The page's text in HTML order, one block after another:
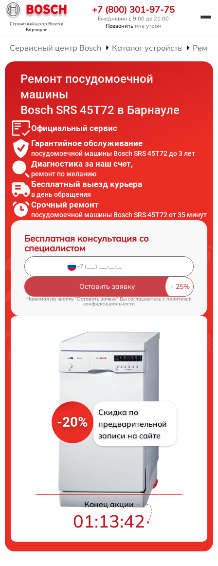
Сервисный центр Boschв
Барнауле
+7 (800) 301-97-75
Ежедневно с 9:00 до 21:00
Позвонить мне утром
Сервисный центр Bosch Каталог устройств
Ремонт посудомоечной
машины
Bosch SRS 45T72 в Барнауле
Официальный сервис
Гарантийное обслуживание
посудомоечной машины Bosch SRS 45T72 до 3 лет
Диагностика за наш счет,
ремонт по желанию
Бесплатный выезд курьера
в день обращения
Срочный ремонт
посудомоечной машины Bosch SRS 45T72 от 35 минут
Бесплатная консультация со
специалистом
Оставить заявку
Нажимая на кнопку "Оставить заявку" Вы соглашаетесь cполитикой
конфиденциальности
-20%
Скидка по
предварительной
записи на сайте
Конец акции
01:13:41